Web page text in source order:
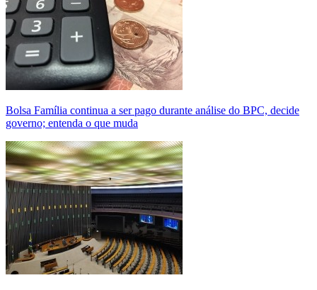
Bolsa Família continua a ser pago durante análise do BPC, decide
governo; entenda o que muda